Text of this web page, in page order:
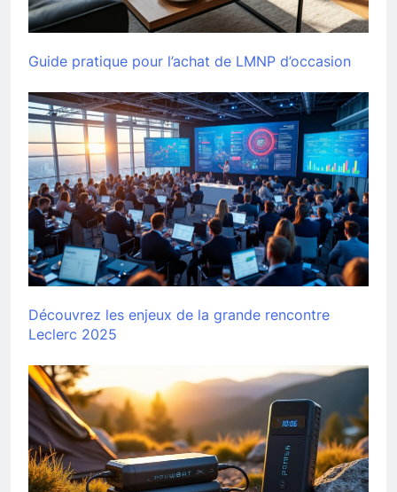
Guide pratique pour l’achat de LMNP d’occasion
Découvrez les enjeux de la grande rencontre
Leclerc 2025